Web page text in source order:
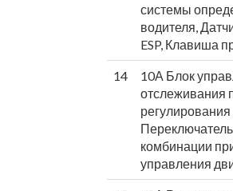
системы
водителя,
ESP, Клавиша
14
10А Блок
отслеживания
комбинации
управления